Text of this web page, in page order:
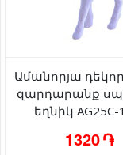
Ամանորյա
զարդարանք
եղնիկ AG25C-
1320 ֏